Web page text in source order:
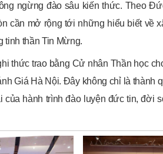
ngừng đào sâu kiến thức. Theo
cần mở rộng tới những hiểu biết về
tinh thần Tin Mừng.
thức trao bằng Cử nhân Thần học
Giá Hà Nội. Đây không chỉ là thành
hành trình đào luyện đức tin, đời